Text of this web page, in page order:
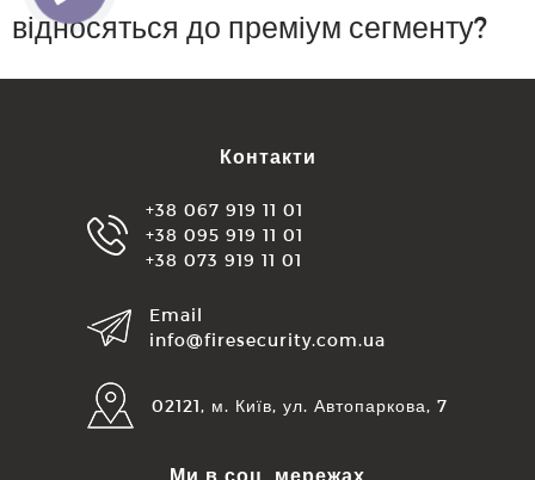
відносяться до преміум сегменту?
Контакти
+38 067 919 11 01
+38 095 919 11 01
+38 073 919 11 01
Email
info@firesecurity.com.ua
02121, м. Київ, ул. Автопаркова, 7
Ми в соц. мережах